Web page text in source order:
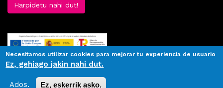
Harpidetu nahi dut!
Necesitamos utilizar cookies para mejorar tu experiencia de usuario
Ez, gehiago jakin nahi dut.
Ados. Ez, eskerrik asko.